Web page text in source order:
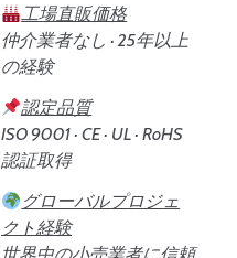
工場直販価格
仲介業者なし · 25年以上
の経験
認定品質
ISO 9001 · CE · UL · RoHS
認証取得
グローバルプロジェ
クト経験